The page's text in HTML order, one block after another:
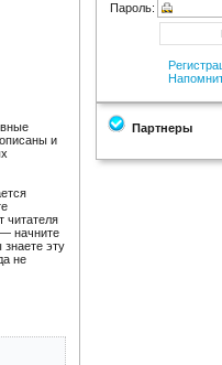
и
читателя
начните
эту
не
Пароль:
Партнеры